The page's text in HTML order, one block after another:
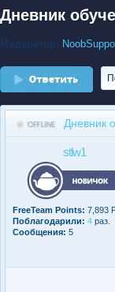
Дневник
Модератор:
Ответить
Дневник
stlw1
FreeTeam Points: 7,893
Поблагодарили: 4 раз.
Сообщения: 5